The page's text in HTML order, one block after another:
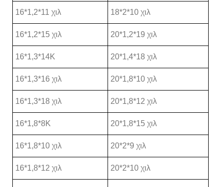
16*1,2*11 χιλ 18*2*10 χιλ
16*1,2*15 χιλ 20*1,2*19 χιλ
16*1,3*14Κ 20*1,4*18 χιλ
16*1,3*16 χιλ 20*1,8*10 χιλ
16*1,3*18 χιλ 20*1,8*12 χιλ
16*1,8*8Κ 20*1,8*15 χιλ
16*1,8*10 χιλ 20*2*9 χιλ
16*1,8*12 χιλ 20*2*10 χιλ